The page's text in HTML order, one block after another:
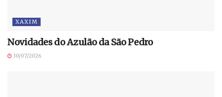
XAXIM
Novidades do Azulão da São Pedro
30/07/2026